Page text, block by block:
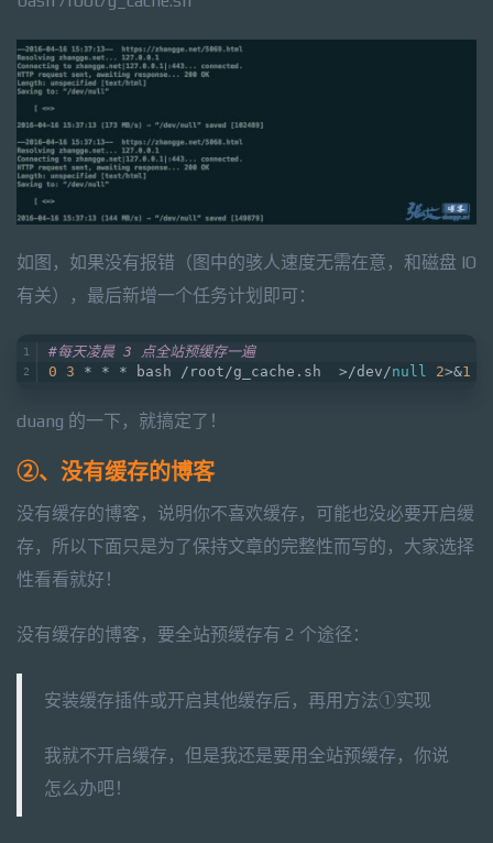
如图，如果没有报错（图中的骇人速度无需在意，和磁盘 IO
有关），最后新增一个任务计划即可：
#每天凌晨 3 点全站预缓存一遍
0
3 * * * bash /root/g_cache.sh  >/dev/null 2>&1
duang 的一下，就搞定了！
②、没有缓存的博客
没有缓存的博客，说明你不喜欢缓存，可能也没必要开启缓
存，所以下面只是为了保持文章的完整性而写的，大家选择
性看看就好！
没有缓存的博客，要全站预缓存有 2 个途径：
安装缓存插件或开启其他缓存后，再用方法①实现
我就不开启缓存，但是我还是要用全站预缓存，你说
怎么办吧！